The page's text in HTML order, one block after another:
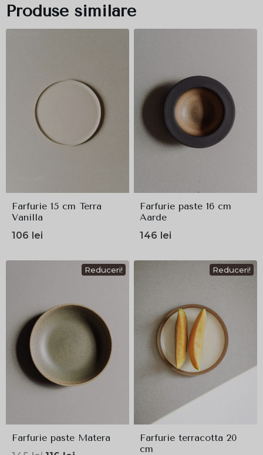
Produse similare
Farfurie 15 cm Terra
Vanilla
106 lei
Farfurie paste 16 cm
Aarde
146 lei
Reduceri!
Farfurie paste Matera
Reduceri!
Farfurie terracotta 20
cm